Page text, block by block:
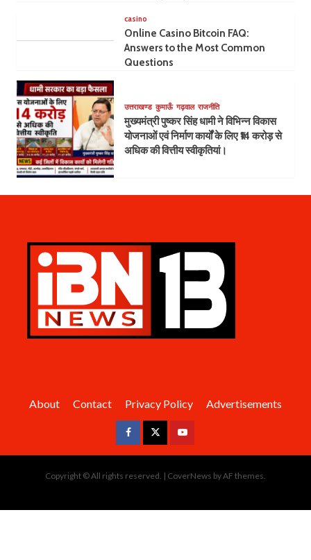
casino
Online Casino Bitcoin FAQ:
Answers to the Most Common
Questions
उत्तराखण्ड कुमाऊँ गढ़वाल राजनीति
मुख्यमंत्री पुष्कर सिंह धामी ने विभिन्न विकास
योजनाओं एवं निर्माण कार्यों के लिए ₹14 करोड़ से
अधिक की वित्तीय स्वीकृतियां।
About Contact Privacy Policy Advertisements
FacebookTwitterYoutube
Copyright © All rights reserved. | CoverNews by AF themes.